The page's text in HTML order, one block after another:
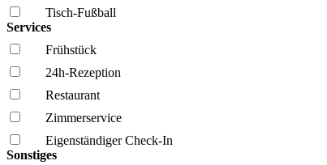
Tisch-Fußball
Services
Frühstück
24h-Rezeption
Restaurant
Zimmerservice
Eigenständiger Check-In
Sonstiges